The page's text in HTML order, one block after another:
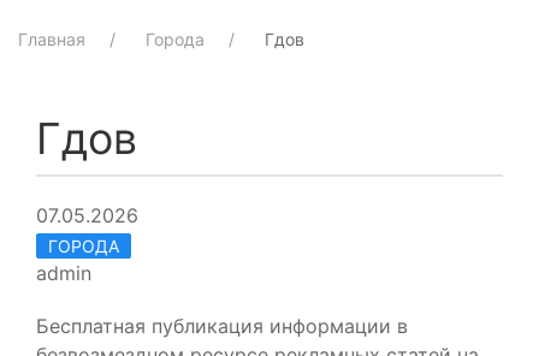
Главная Города Гдов
Гдов
07.05.2026
ГОРОДА
admin
Бесплатная публикация информации в